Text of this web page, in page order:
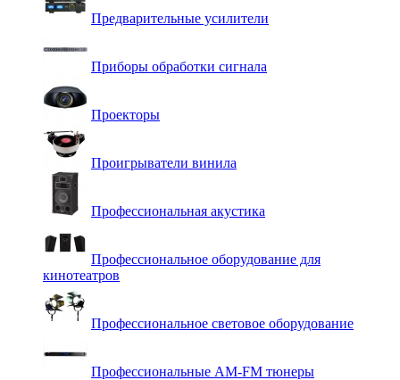
Предварительные усилители
Приборы обработки сигнала
Проекторы
Проигрыватели винила
Профессиональная акустика
Профессиональное оборудование для
кинотеатров
Профессиональное световое оборудование
Профессиональные AM-FM тюнеры